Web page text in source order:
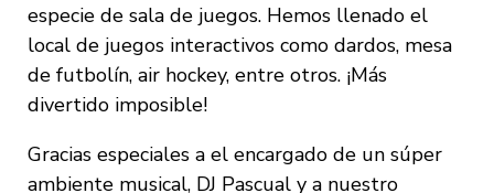
especie de sala de juegos. Hemos llenado el
local de juegos interactivos como dardos, mesa
de futbolín, air hockey, entre otros. ¡Más
divertido imposible!
Gracias especiales a el encargado de un súper
ambiente musical, DJ Pascual y a nuestro